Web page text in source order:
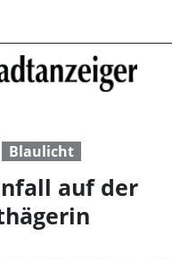
Blaulicht
auf der